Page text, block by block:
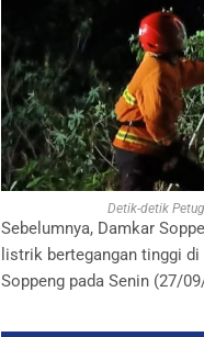
Detik-detik
Sebelumnya, Damkar
listrik bertegangan tinggi
Soppeng pada Senin (27/